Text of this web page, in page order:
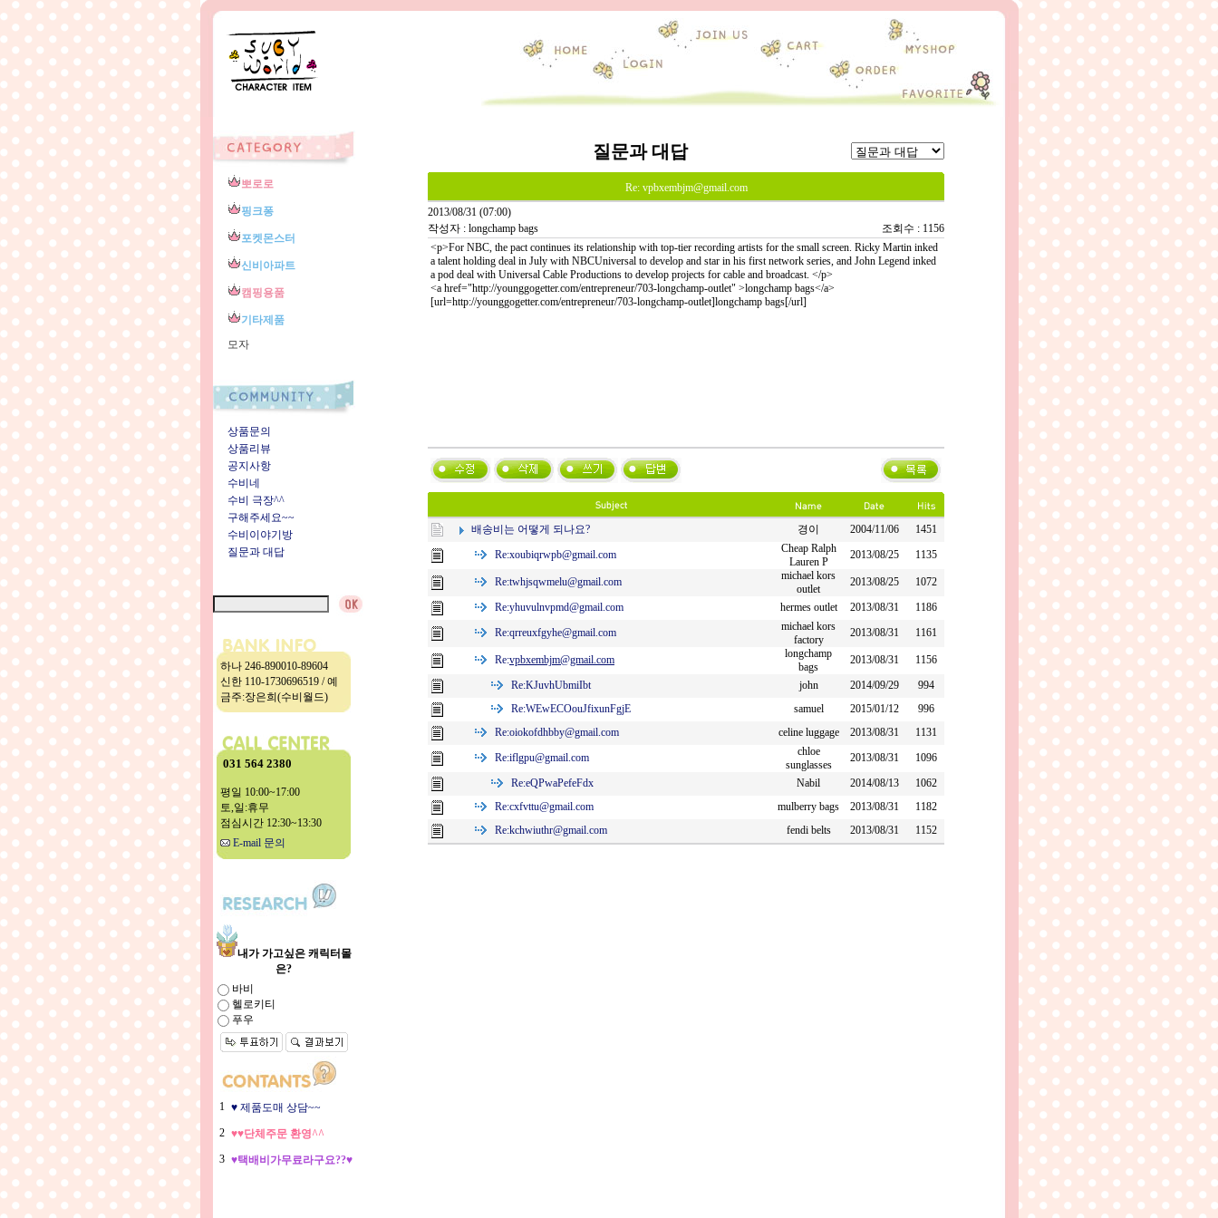
뽀로로
핑크퐁
포켓몬스터
신비아파트
캠핑용품
기타제품
모자
상품문의
상품리뷰
공지사항
수비네
수비 극장^^
구해주세요~~
수비이야기방
질문과 대답
하나 246-890010-89604
신한 110-1730696519 / 예
금주:장은희(수비월드)
031 564 2380
평일 10:00~17:00
토,일:휴무
점심시간 12:30~13:30
E-mail 문의
내가 가고싶은 캐릭터몰
은?
바비
헬로키티
푸우
1 ♥ 제품도매 상담~~
2 ♥♥단체주문 환영^^
3 ♥택배비가무료라구요??♥
질문과 대답
Re: vpbxembjm@gmail.com
2013/08/31 (07:00)
작성자 : longchamp bags
조회수 : 1156
<p>For NBC, the pact continues its relationship with top-tier recording artists for the small screen. Ricky Martin inked
a talent holding deal in July with NBCUniversal to develop and star in his first network series, and John Legend inked
a pod deal with Universal Cable Productions to develop projects for cable and broadcast. </p>
<a href="http://younggogetter.com/entrepreneur/703-longchamp-outlet" >longchamp bags</a>
[url=http://younggogetter.com/entrepreneur/703-longchamp-outlet]longchamp bags[/url]
배송비는 어떻게 되나요? 경이 2004/11/06
1451
Re:xoubiqrwpb@gmail.com
Cheap Ralph
Lauren P
2013/08/25 1135
Re:twhjsqwmelu@gmail.com
michael kors
outlet
2013/08/25
1072
Re:yhuvulnvpmd@gmail.com hermes outlet 2013/08/31
1186
Re:qrreuxfgyhe@gmail.com
michael kors
factory
2013/08/31 1161
Re:vpbxembjm@gmail.com
longchamp
bags
2013/08/31
1156
Re:KJuvhUbmiIbt john 2014/09/29
994
Re:WEwECOouJfixunFgjE samuel 2015/01/12
996
Re:oiokofdhbby@gmail.com celine luggage 2013/08/31
1131
Re:iflgpu@gmail.com
chloe
sunglasses
2013/08/31
1096
Re:eQPwaPefeFdx Nabil 2014/08/13
1062
Re:cxfvttu@gmail.com mulberry bags 2013/08/31
1182
Re:kchwiuthr@gmail.com fendi belts 2013/08/31 1152